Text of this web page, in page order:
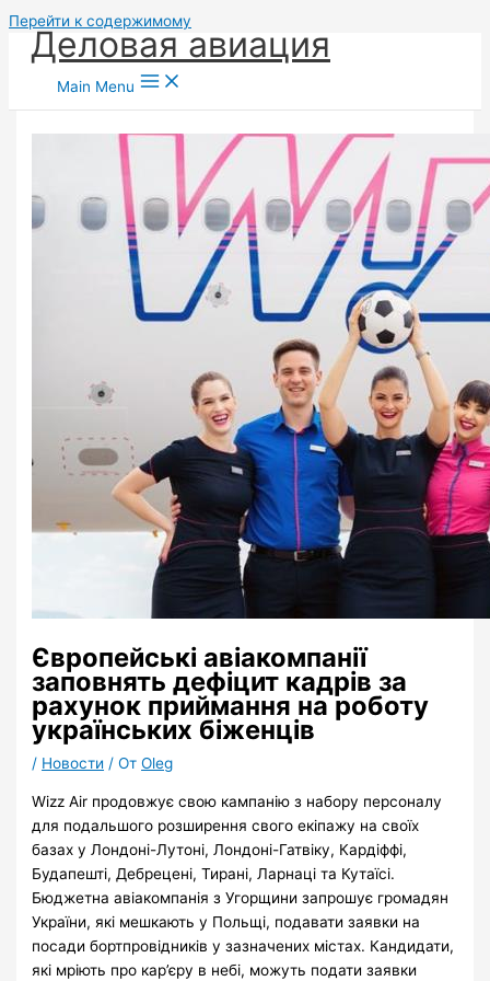
Перейти к содержимому
Деловая авиация
Main Menu
Європейські авіакомпанії
заповнять дефіцит кадрів за
рахунок приймання на роботу
українських біженців
/ Новости / ОтOleg
Wizz Air продовжує свою кампанію з набору персоналу
для подальшого розширення свого екіпажу на своїх
базах у Лондоні-Лутоні, Лондоні-Гатвіку, Кардіффі,
Будапешті, Дебрецені, Тирані, Ларнаці та Кутаїсі.
Бюджетна авіакомпанія з Угорщини запрошує громадян
України, які мешкають у Польщі, подавати заявки на
посади бортпровідників у зазначених містах. Кандидати,
які мріють про кар’єру в небі, можуть подати заявки